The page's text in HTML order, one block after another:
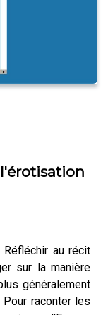
au récit
sur la manière
généralement
raconter les